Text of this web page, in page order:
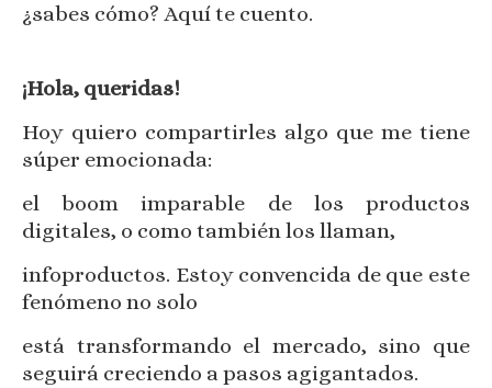
¿sabes cómo? Aquí te cuento.
¡Hola, queridas!
Hoy quiero compartirles algo que me tiene
súper emocionada:
el boom imparable de los productos
digitales, o como también los llaman,
infoproductos. Estoy convencida de que este
fenómeno no solo
está transformando el mercado, sino que
seguirá creciendo a pasos agigantados.